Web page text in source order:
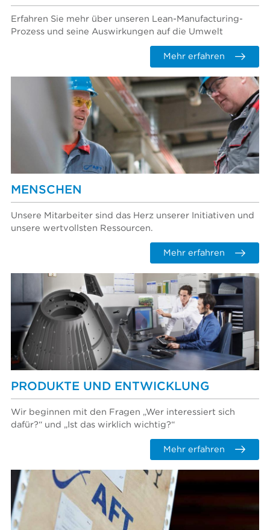
Erfahren Sie mehr über unseren Lean-Manufacturing-
Prozess und seine Auswirkungen auf die Umwelt
Mehr erfahren
MENSCHEN
Unsere Mitarbeiter sind das Herz unserer Initiativen und
unsere wertvollsten Ressourcen.
Mehr erfahren
PRODUKTE UND ENTWICKLUNG
Wir beginnen mit den Fragen „Wer interessiert sich
dafür?“ und „Ist das wirklich wichtig?“
Mehr erfahren